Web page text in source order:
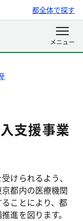
都全体で探す
支援事業
けられるよう、
都内の医療機関
ことにより、都
進を図ります。